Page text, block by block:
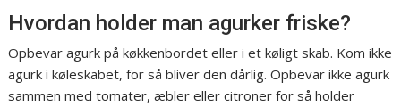
Hvordan holder man agurker friske?
Opbevar agurk på køkkenbordet eller i et køligt skab. Kom ikke
agurk i køleskabet, for så bliver den dårlig. Opbevar ikke agurk
sammen med tomater, æbler eller citroner for så holder